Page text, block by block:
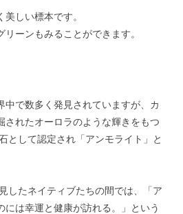
しい標本です。
ーンもみることができます。
中で数多く発見されていますが、カ
されたオーロラのような輝きをもつ
として認定され「アンモライト」と
したネイティブたちの間では、「ア
には幸運と健康が訪れる。」という